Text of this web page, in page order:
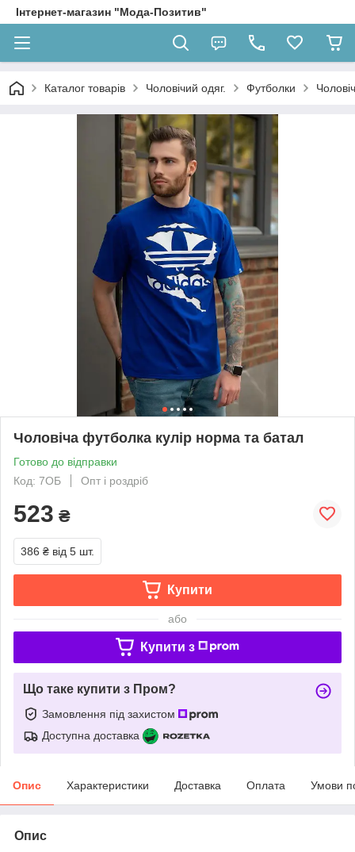
Інтернет-магазин "Мода-Позитив"
Каталог товарів Чоловічий одяг. Футболки
Чоловіча футболка кулір норма та батал
Готово до відправки
Код: 7ОБ
Опт і роздріб
523 ₴
386 ₴ від 5 шт.
Купити
або
Купити з
Що таке купити з Пром?
Замовлення під захистом
Доступна доставка
Опис Характеристики Доставка Оплата Умови
Опис